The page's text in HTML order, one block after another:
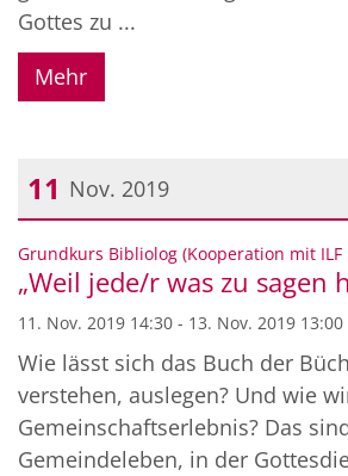
Gottes zu ...
Mehr
11 Nov. 2019
Datum: 11. November 2019
Grundkurs Bibliolog (Kooperation mit ILF
„Weil jede/r was zu sagen
11. Nov. 2019 14:30 - 13. Nov. 2019 13:00
Wie lässt sich das Buch der
verstehen, auslegen? Und wie
Gemeinschaftserlebnis? Das
Gemeindeleben, in der